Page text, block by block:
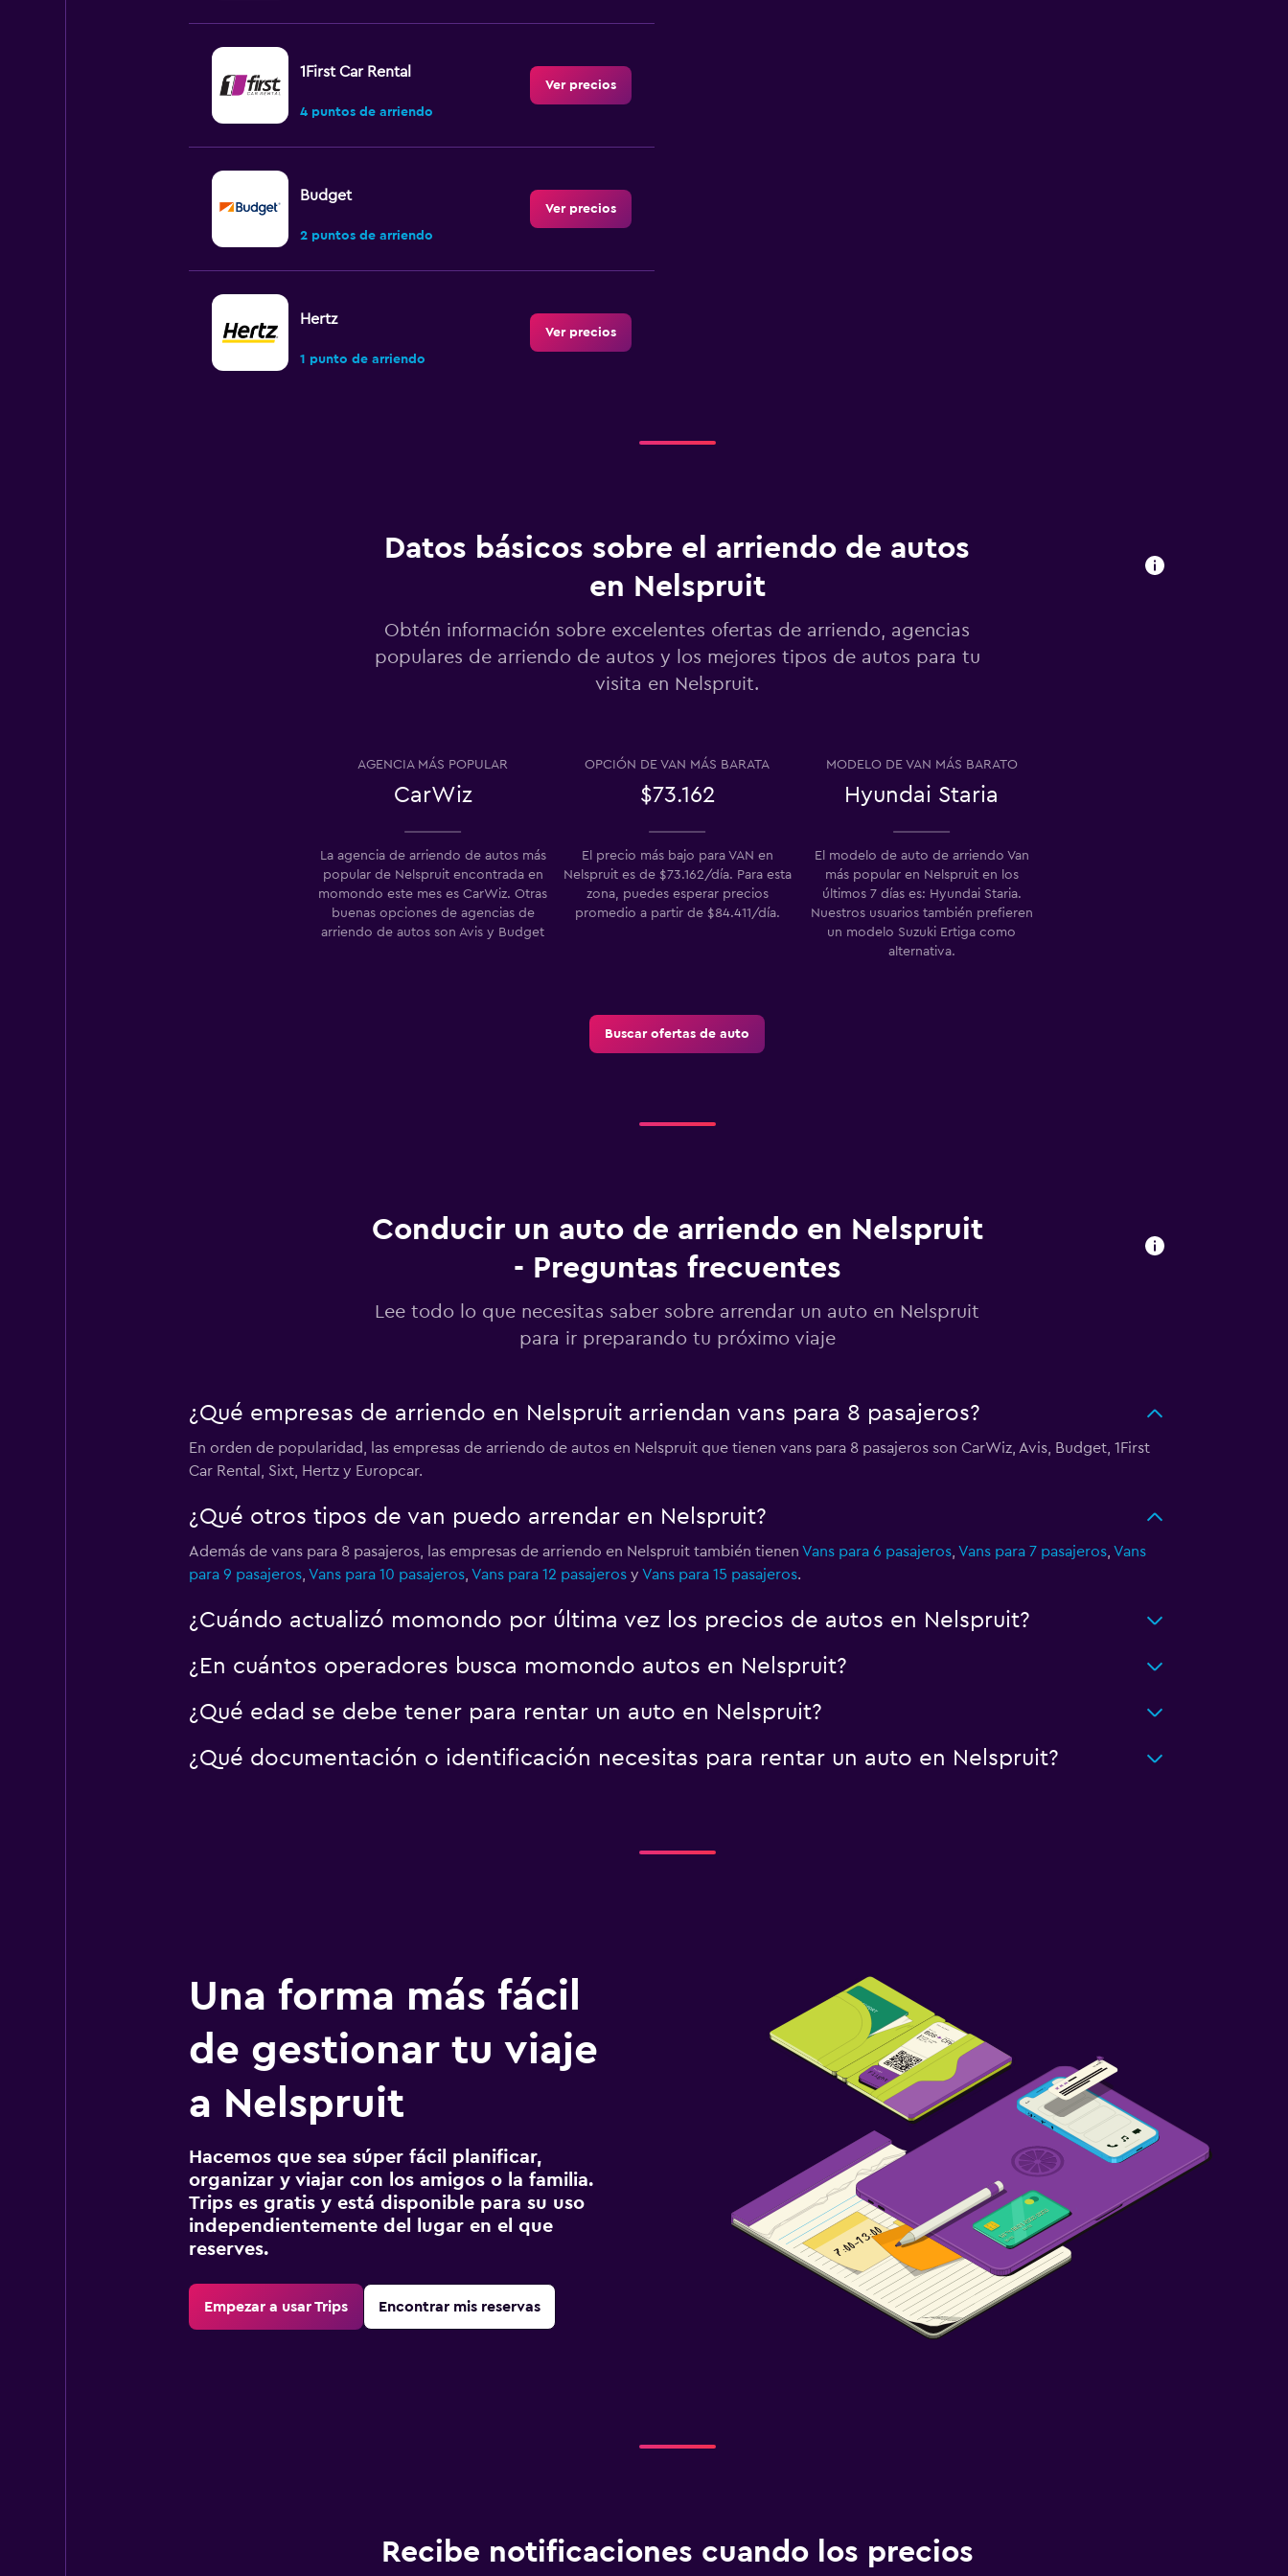
1First Car Rental
4 puntos de arriendo
Ver precios
Budget
2 puntos de arriendo
Ver precios
Hertz
1 punto de arriendo
Ver precios
Ver precios
1 punto de arriendo
Datos básicos sobre el arriendo de autos
en Nelspruit
Obtén información sobre excelentes ofertas de arriendo, agencias
populares de arriendo de autos y los mejores tipos de autos para tu
visita en Nelspruit.
AGENCIA MÁS POPULAR
CarWiz
OPCIÓN DE VAN MÁS BARATA
$73.162
MODELO DE VAN MÁS BARATO
Hyundai Staria
La agencia de arriendo de autos más
popular de Nelspruit encontrada en
momondo este mes es CarWiz. Otras
buenas opciones de agencias de
arriendo de autos son Avis y Budget
El precio más bajo para VAN en
Nelspruit es de $73.162/día. Para esta
zona, puedes esperar precios
promedio a partir de $84.411/día.
El modelo de auto de arriendo Van
más popular en Nelspruit en los
últimos 7 días es: Hyundai Staria.
Nuestros usuarios también prefieren
un modelo Suzuki Ertiga como
alternativa.
Buscar ofertas de auto
Conducir un auto de arriendo en Nelspruit
- Preguntas frecuentes
Lee todo lo que necesitas saber sobre arrendar un auto en Nelspruit
para ir preparando tu próximo viaje
¿Qué empresas de arriendo en Nelspruit arriendan vans para 8 pasajeros?
En orden de popularidad, las empresas de arriendo de autos en Nelspruit que tienen vans para 8 pasajeros son CarWiz, Avis, Budget, 1First
Car Rental, Sixt, Hertz y Europcar.
¿Qué otros tipos de van puedo arrendar en Nelspruit?
Además de vans para 8 pasajeros, las empresas de arriendo en Nelspruit también tienen Vans para 6 pasajeros, Vans para 7 pasajeros, Vans
para 9 pasajeros, Vans para 10 pasajeros, Vans para 12 pasajerosy Vans para 15 pasajeros.
¿Cuándo actualizó momondo por última vez los precios de autos en Nelspruit?
¿En cuántos operadores busca momondo autos en Nelspruit?
¿Qué edad se debe tener para rentar un auto en Nelspruit?
¿Qué documentación o identificación necesitas para rentar un auto en Nelspruit?
Una forma más fácil
de gestionar tu viaje
a Nelspruit
Hacemos que sea súper fácil planificar,
organizar y viajar con los amigos o la familia.
Trips es gratis y está disponible para su uso
independientemente del lugar en el que
reserves.
Empezar a usar Trips Encontrar mis reservas
Recibe notificaciones cuando los precios